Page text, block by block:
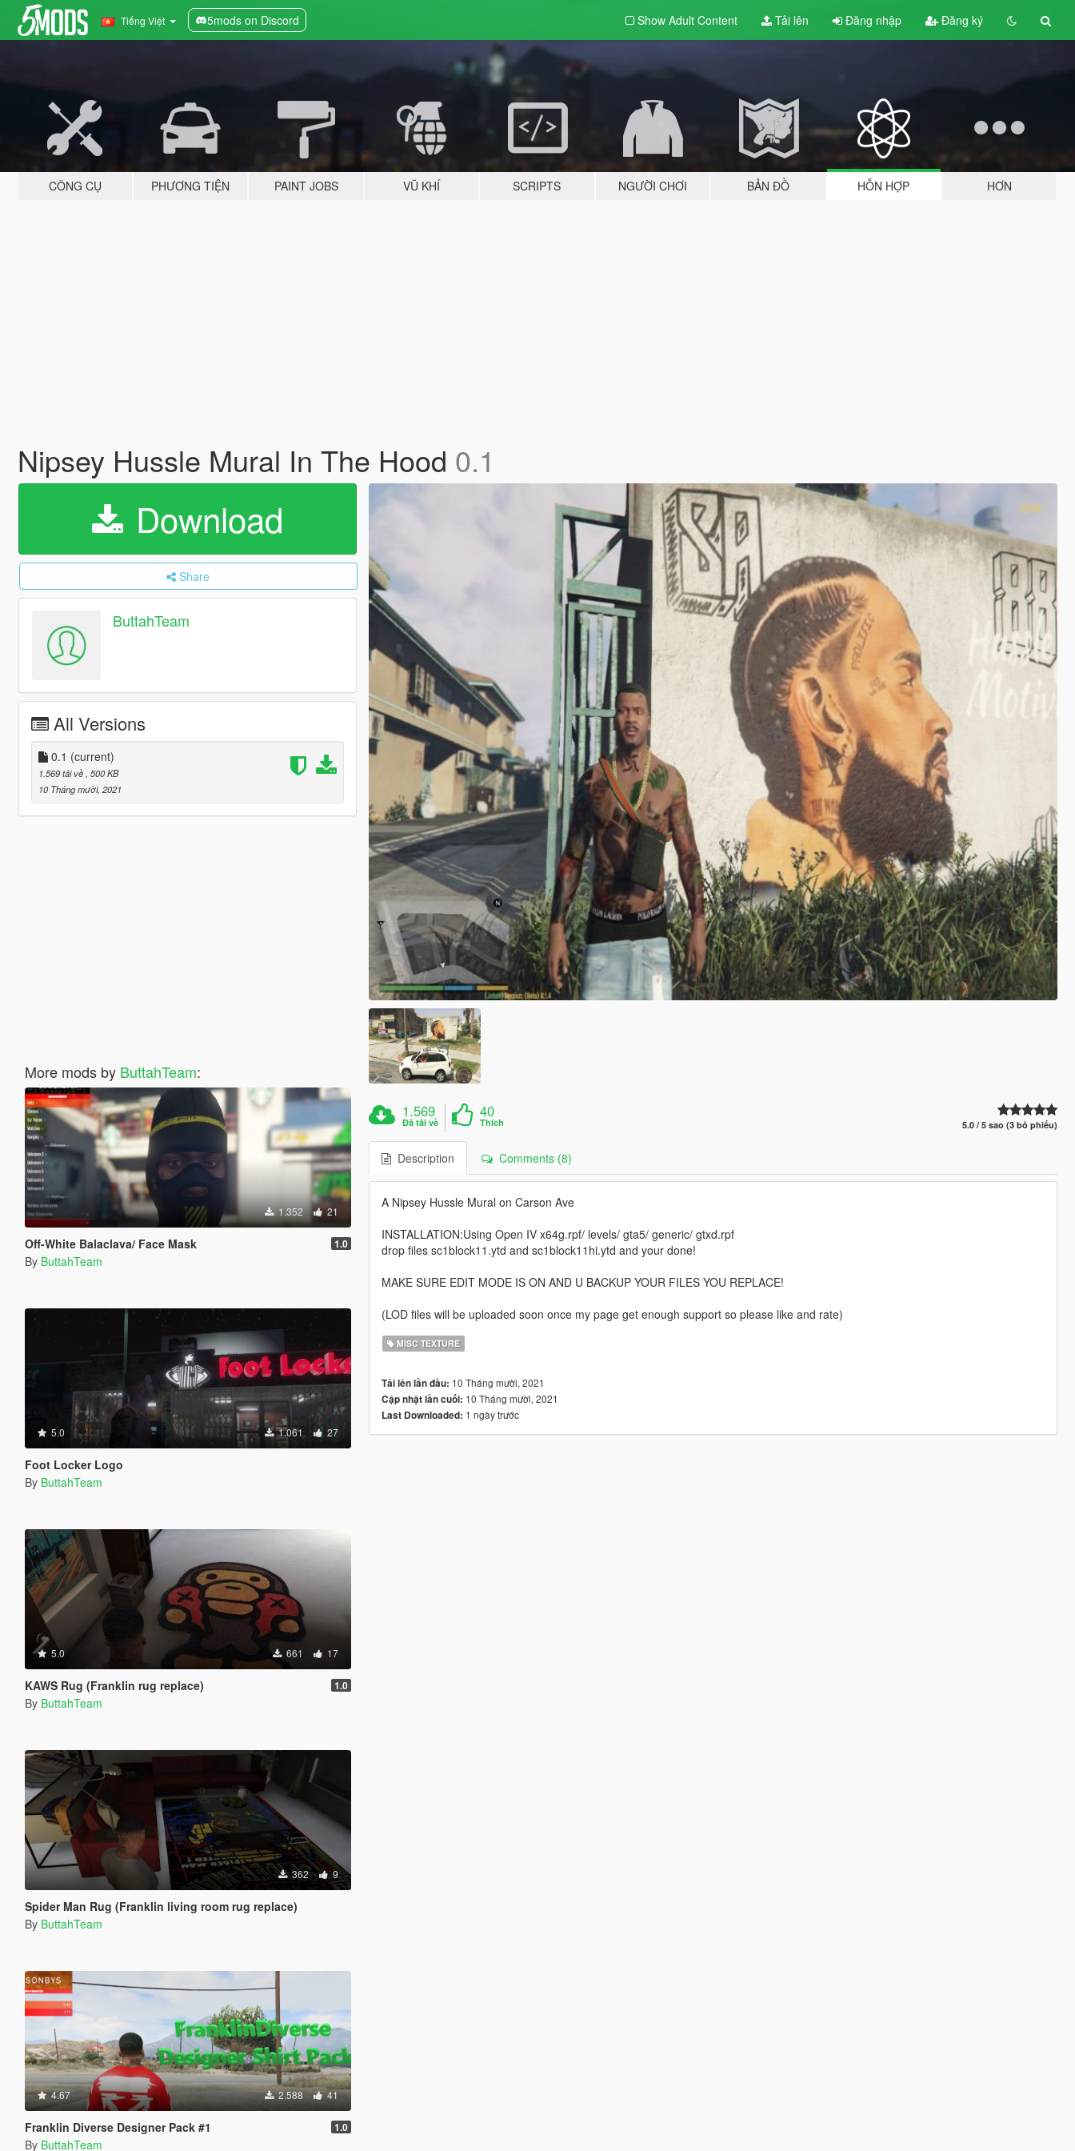
Tiếng Việt 5mods on Discord Show Adult Content Tải lên Đăng nhập Đăng ký
CÔNG CỤ PHƯƠNG TIỆN PAINT JOBS VŨ KHÍ SCRIPTS NGƯỜI CHƠI BẢN ĐỒ HỖN HỢP HƠN
Nipsey Hussle Mural In The Hood 0.1
Download
Share
ButtahTeam
All Versions
0.1 (current)
1.569 tải về , 500 KB
10 Tháng mười, 2021
More mods by ButtahTeam:
1.352 21
Off-White Balaclava/ Face Mask 1.0
By ButtahTeam
5.0 1.061 27
Foot Locker Logo
By ButtahTeam
5.0 661 17
KAWS Rug (Franklin rug replace) 1.0
By ButtahTeam
362 9
Spider Man Rug (Franklin living room rug replace)
By ButtahTeam
4.67 2.588 41
Franklin Diverse Designer Pack #1 1.0
By ButtahTeam
1.569
Đã tải về
40
Thích 5.0 / 5 sao (3 bỏ phiếu)
Description Comments (8)
A Nipsey Hussle Mural on Carson Ave
INSTALLATION:Using Open IV x64g.rpf/ levels/ gta5/ generic/ gtxd.rpf
drop files sc1block11.ytd and sc1block11hi.ytd and your done!
MAKE SURE EDIT MODE IS ON AND U BACKUP YOUR FILES YOU REPLACE!
(LOD files will be uploaded soon once my page get enough support so please like and rate)
MISC TEXTURE
Tải lên lần đầu: 10 Tháng mười, 2021
Cập nhật lần cuối: 10 Tháng mười, 2021
Last Downloaded: 1 ngày trước